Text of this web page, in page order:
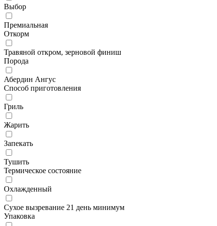
Выбор
Премиальная
Откорм
Травяной откром, зерновой финиш
Порода
Абердин Ангус
Способ приготовления
Гриль
Жарить
Запекать
Тушить
Термическое состояние
Охлажденный
Сухое вызревание 21 день минимум
Упаковка